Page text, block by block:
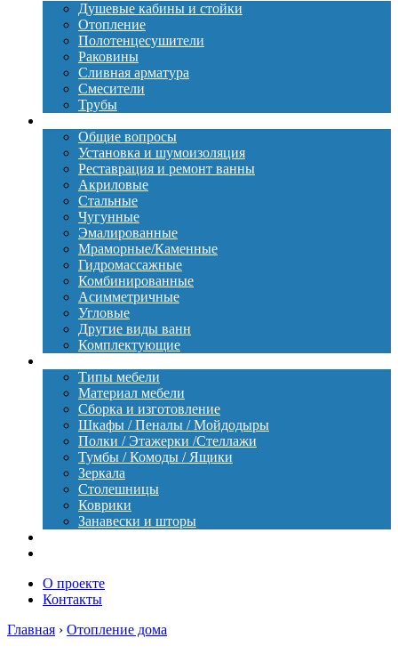
Душевые кабины и стойки
Отопление
Полотенцесушители
Раковины
Сливная арматура
Смесители
Трубы
Общие вопросы
Установка и шумоизоляция
Реставрация и ремонт ванны
Акриловые
Стальные
Чугунные
Эмалированные
Мраморные/Каменные
Гидромассажные
Комбинированные
Асимметричные
Угловые
Другие виды ванн
Комплектующие
Типы мебели
Материал мебели
Сборка и изготовление
Шкафы / Пеналы / Мойдодыры
Полки / Этажерки /Стеллажи
Тумбы / Комоды / Ящики
Зеркала
Столешницы
Коврики
Занавески и шторы
О проекте
Контакты
Главная › Отопление дома